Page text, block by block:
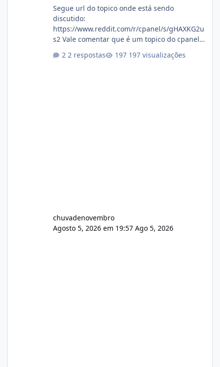
Segue url do topico onde está sendo
discutido:
https://www.reddit.com/r/cpanel/s/gHAXKG2u
s2 Vale comentar que é um topico do cpanel...
2 respostas 197 visualizações
chuvadenovembro
Agosto 5, 2026 em 19:57 Ago 5, 2026